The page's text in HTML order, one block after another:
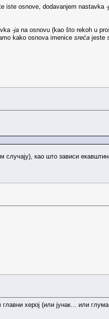
te iste osnove, dodavanjem nastavka
-ja na osnovu (kao što rekoh u
kako osnova imenice sreća jeste
као што зависи
херој (или јунак... или